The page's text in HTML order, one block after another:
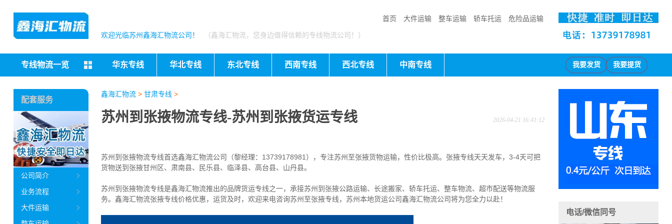
首页 大件运输 整车运输 轿车托运 危险品运输
欢迎光临苏州鑫海汇物流公司！ （鑫海汇物流，您身边值得信赖的专线物流公司！）
专线物流一览 华东专线 华北专线 东北专线 西南专线 西北专线 中南专线 我要发货 我要提货
鑫海汇物流> 甘肃专线 >
苏州到张掖物流专线-苏州到张掖货运专线 2026-04-21 16:41:12
苏州到张掖物流专线首选鑫海汇物流公司（黎经理：13739178981），专注苏州至张掖货物运输，性价比极高。 张掖专线天天发车，3-4天可把
货物送到张掖甘州区、肃南县、民乐县、临泽县、高台县、山丹县。
苏州到张掖物流专线是鑫海汇物流推出的品牌货运专线之一， 承接苏州到张掖公路运输、长途搬家、轿车托运、整车物流、超市配送等物流服
务。 鑫海汇物流张掖专线价格优惠，运货及时，欢迎来电咨询苏州至张掖专线，苏州本地货运公司鑫海汇物流公司将为您全力以赴！
配套服务
公司简介
业务流程
大件运输
电话/微信同号